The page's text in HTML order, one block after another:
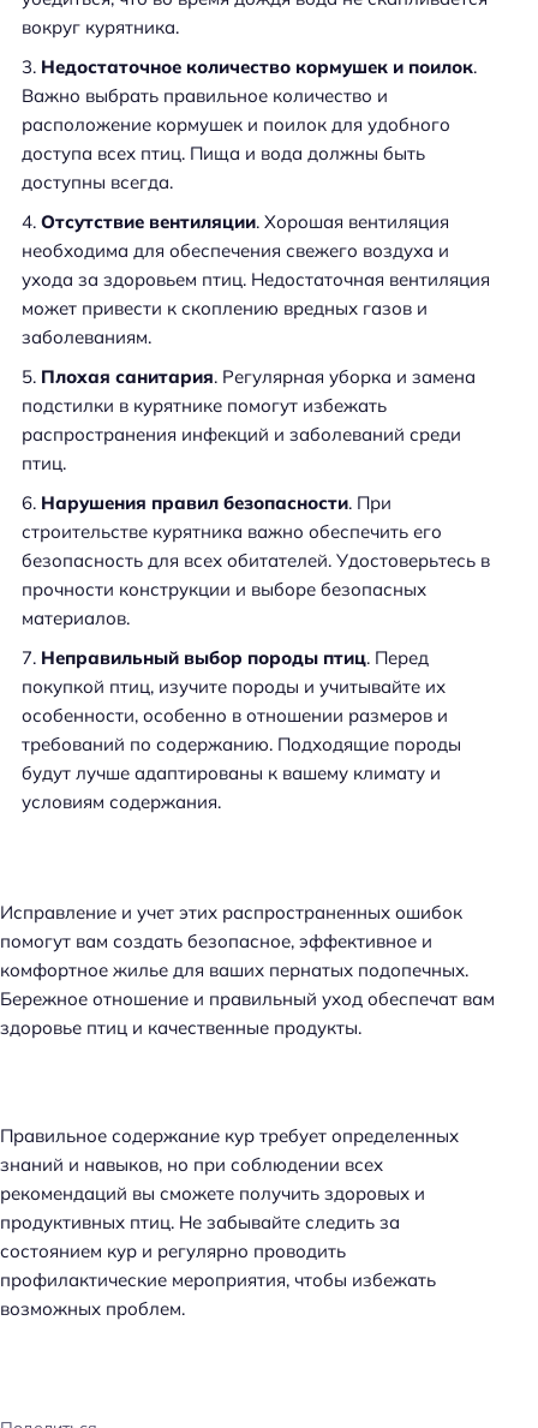
вокруг курятника.
Недостаточное количество кормушек и поилок.
Важно выбрать правильное количество и
расположение кормушек и поилок для удобного
доступа всех птиц. Пища и вода должны быть
доступны всегда.
Отсутствие вентиляции. Хорошая вентиляция
необходима для обеспечения свежего воздуха и
ухода за здоровьем птиц. Недостаточная вентиляция
может привести к скоплению вредных газов и
заболеваниям.
Плохая санитария. Регулярная уборка и замена
подстилки в курятнике помогут избежать
распространения инфекций и заболеваний среди
птиц.
Нарушения правил безопасности. При
строительстве курятника важно обеспечить его
безопасность для всех обитателей. Удостоверьтесь в
прочности конструкции и выборе безопасных
материалов.
Неправильный выбор породы птиц. Перед
покупкой птиц, изучите породы и учитывайте их
особенности, особенно в отношении размеров и
требований по содержанию. Подходящие породы
будут лучше адаптированы к вашему климату и
условиям содержания.
Исправление и учет этих распространенных ошибок
помогут вам создать безопасное, эффективное и
комфортное жилье для ваших пернатых подопечных.
Бережное отношение и правильный уход обеспечат вам
здоровье птиц и качественные продукты.
Правильное содержание кур требует определенных
знаний и навыков, но при соблюдении всех
рекомендаций вы сможете получить здоровых и
продуктивных птиц. Не забывайте следить за
состоянием кур и регулярно проводить
профилактические мероприятия, чтобы избежать
возможных проблем.